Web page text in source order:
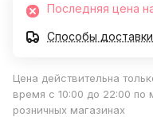
Последняя цена
Способы доставки
Цена действительна
время с 10:00 до 22:00 по
розничных магазинах